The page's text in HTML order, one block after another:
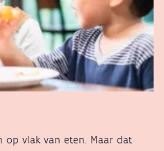
op vlak van eten. Maar dat